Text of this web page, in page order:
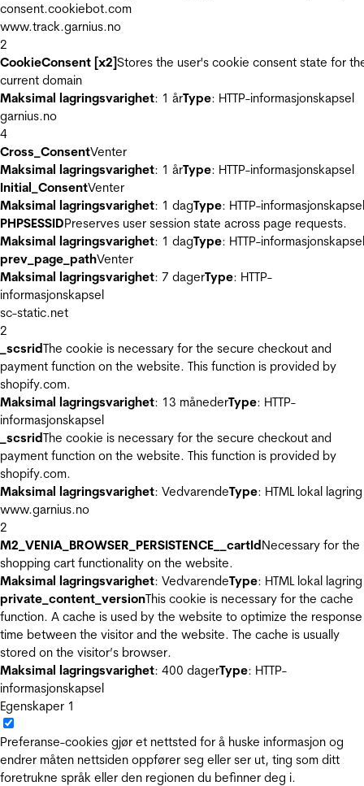
consent.cookiebot.com
www.track.garnius.no
2
CookieConsent [x2]Stores the user's cookie consent state for
current domain
Maksimal lagringsvarighet: 1 årType: HTTP-informasjonskapsel
garnius.no
4
Cross_ConsentVenter
Maksimal lagringsvarighet: 1 årType: HTTP-informasjonskapsel
Initial_ConsentVenter
Maksimal lagringsvarighet: 1 dagType: HTTP-informasjonskapsel
PHPSESSIDPreserves user session state across page requests.
Maksimal lagringsvarighet: 1 dagType: HTTP-informasjonskapsel
prev_page_pathVenter
Maksimal lagringsvarighet: 7 dagerType: HTTP-
informasjonskapsel
sc-static.net
2
_scsridThe cookie is necessary for the secure checkout and
payment function on the website. This function is provided by
shopify.com.
Maksimal lagringsvarighet: 13 månederType: HTTP-
informasjonskapsel
_scsridThe cookie is necessary for the secure checkout and
payment function on the website. This function is provided by
shopify.com.
Maksimal lagringsvarighet: VedvarendeType: HTML lokal lagring
www.garnius.no
2
M2_VENIA_BROWSER_PERSISTENCE__cartIdNecessary for the
shopping cart functionality on the website.
Maksimal lagringsvarighet: VedvarendeType: HTML lokal lagring
private_content_versionThis cookie is necessary for the cache
function. A cache is used by the website to optimize the response
time between the visitor and the website. The cache is usually
stored on the visitor’s browser.
Maksimal lagringsvarighet: 400 dagerType: HTTP-
informasjonskapsel
Egenskaper 1
Preferanse-cookies gjør et nettsted for å huske informasjon og
endrer måten nettsiden oppfører seg eller ser ut, ting som ditt
foretrukne språk eller den regionen du befinner deg i.